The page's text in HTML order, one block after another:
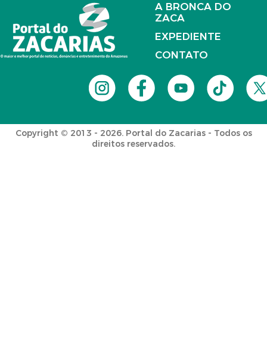
A BRONCA DO
ZACA
EXPEDIENTE
CONTATO
Copyright © 2013 - 2026. Portal do Zacarias - Todos os
direitos reservados.